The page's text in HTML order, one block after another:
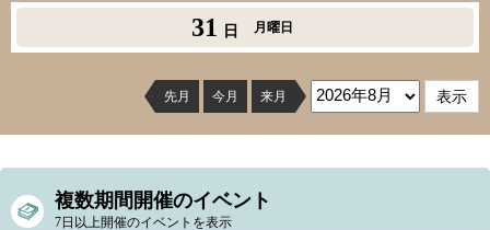
31 日 月曜日
先月 今月 来月
複数期間開催のイベント
7日以上開催のイベントを表示